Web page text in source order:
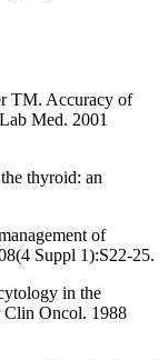
TM. Accuracy of
Med. 2001
thyroid: an
of
Suppl 1):S22-25.
in the
Clin Oncol. 1988